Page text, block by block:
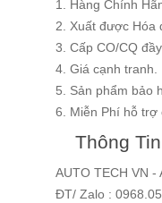
1. Hàng Chính
2. Xuất được Hóa
3. Cấp CO/CQ
4. Giá cạnh tranh.
5. Sản phẩm bảo
6. Miễn Phí hỗ trợ
Thông
AUTO TECH VN -
ĐT/ Zalo :